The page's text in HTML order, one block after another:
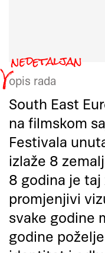
opis rada
South East
na filmskom
Festivala
izlaže 8
8 godina je
promjenjivi
svake godine
godine